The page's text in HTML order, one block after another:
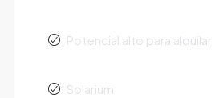
Potencial alto para alquilar
Solarium